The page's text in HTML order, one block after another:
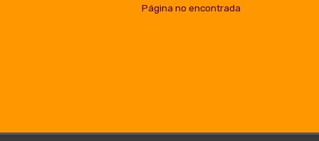
Página no encontrada